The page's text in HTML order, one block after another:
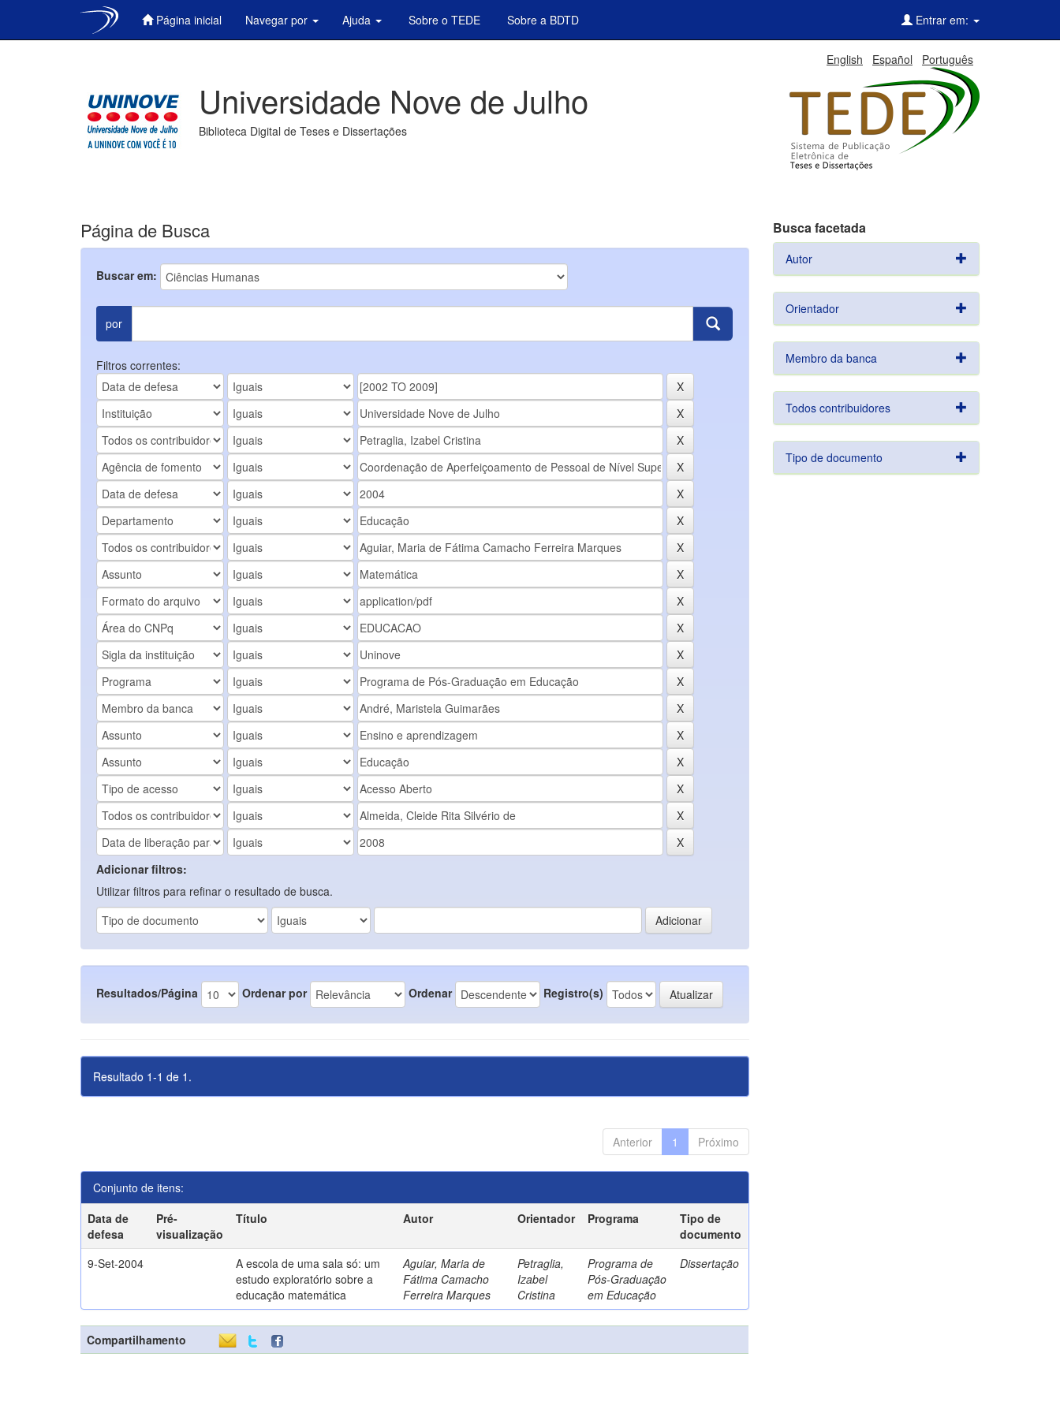
Página inicial Navegar por Ajuda Sobre o TEDE Sobre a BDTD Entrar em:
English Español Português
Universidade Nove de Julho
Biblioteca Digital de Teses e Dissertações
Página de Busca
Buscar em:
por
Filtros correntes:
Adicionar filtros:
Utilizar filtros para refinar o resultado de busca.
Resultados/Página Ordenar por Ordenar Registro(s)
Resultado 1-1 de 1.
Anterior 1 Próximo
Conjunto de itens:
Data de
defesa
Pré-
visualização
Título Autor Orientador Programa
Tipo de
documento
9-Set-2004
A escola de uma sala só: um
estudo exploratório sobre a
educação matemática
Aguiar, Maria de
Fátima Camacho
Ferreira Marques
Petraglia,
Izabel
Cristina
Programa de
Pós-Graduação
em Educação
Dissertação
Compartilhamento
Busca facetada
Autor
Orientador
Membro da banca
Todos contribuidores
Tipo de documento